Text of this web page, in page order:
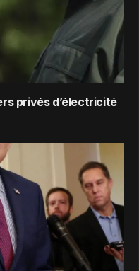
privés d’électricité